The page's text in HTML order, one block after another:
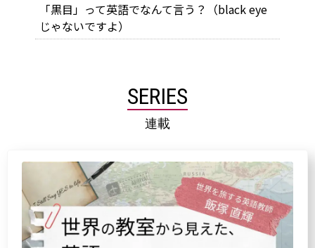
「黒目」って英語でなんて言う？（black eye
じゃないですよ）
SERIES
連載